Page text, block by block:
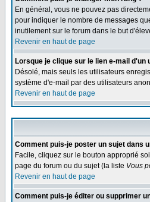
En général, vous ne pouvez pas
pour indiquer le nombre de messages
inutilement sur le forum dans le but
Revenir en haut de page
Lorsque je clique sur le lien e-mail
Désolé, mais seuls les utilisateurs
système d'e-mail par des utilisateurs
Revenir en haut de page
Comment puis-je poster un sujet dans
Facile, cliquez sur le bouton approprié
page du forum ou du sujet (la liste Vous
Revenir en haut de page
Comment puis-je éditer ou supprimer